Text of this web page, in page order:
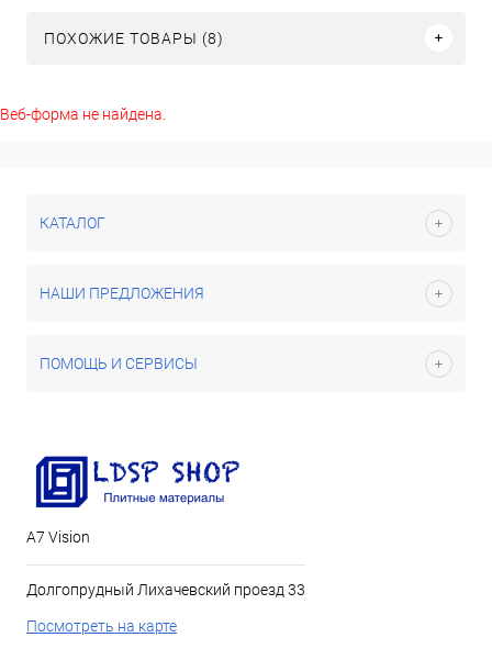
ПОХОЖИЕ ТОВАРЫ (8)
Веб-форма не найдена.
КАТАЛОГ
НАШИ ПРЕДЛОЖЕНИЯ
ПОМОЩЬ И СЕРВИСЫ
А7 Vision
Долгопрудный Лихачевский проезд 33
Посмотреть на карте